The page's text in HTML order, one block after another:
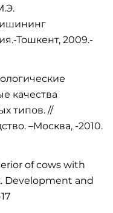
Тошкент, 2009.-
качества
типов. //
–Москва, -2010.
of cows with
Development and